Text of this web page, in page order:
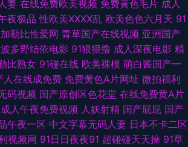
色色亚洲 91大神小视频网址 成人性爱伊人影院 日韩
秀秀秀视频 久久看久久 色网五月天 91n免费 亚洲成人
国产精品麻豆久久网站 人人妻人人艹 91次元网 99国
惑在线观看 老湿在线视频 欧美视频在线观看免费 人
伪娘视频 男人av资源站 国产91视频 成人不卡一区 国
妻 在线免费欧美视频 免费黄色毛片 成人
夜极品 性欧美ⅩⅩⅩⅩ乱 欧美色色六月天 91
加勒比性爱网 青草国产在线视频 亚洲国产
波多野结依电影 91狠狠撸 成人深夜电影 精
比熟女 91碰在线 欧美裸模 萌白酱国产一
人在线成免费 免费黄色A片网址 微拍福利
码视频 国产原创区色花堂 在线免费黄A片
成人午夜免费视频 人妖射精 国产屁屁 国产
午夜一区 中文字幕无码人妻 日本不卡二区
视频网 91日日夜夜91 超碰碰天天操 91草